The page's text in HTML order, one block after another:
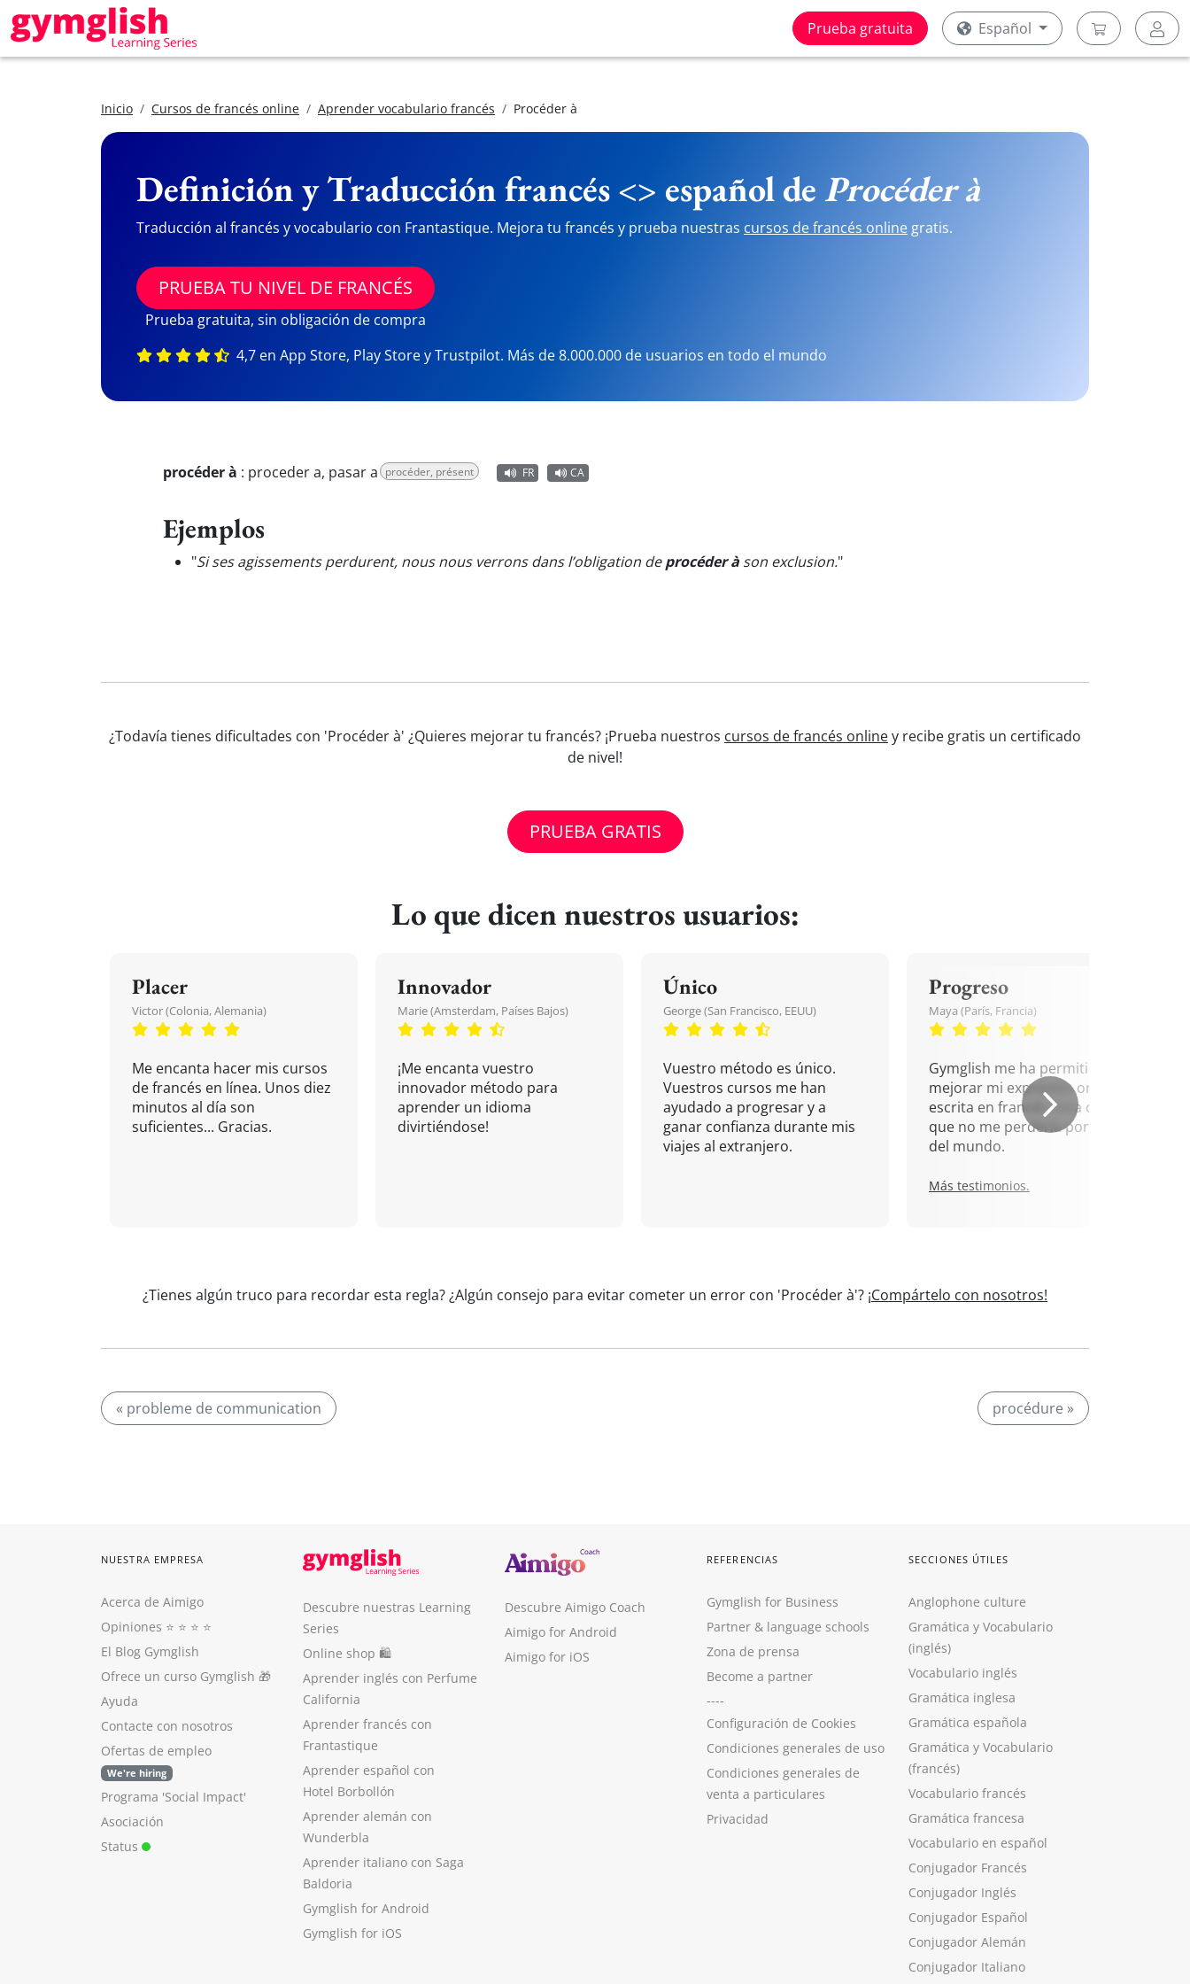
Prueba gratuita Español
Inicio Cursos de francés online Aprender vocabulario francés Procéder à
Definición y Traducción francés <> español de Procéder à
Traducción al francés y vocabulario con Frantastique. Mejora tu francés y prueba nuestras cursos de francés online gratis.
PRUEBA TU NIVEL DE FRANCÉS
Prueba gratuita, sin obligación de compra
4,7 en App Store, Play Store y Trustpilot. Más de 8.000.000 de usuarios en todo el mundo
procéder à : proceder a, pasar a procéder, présent FR CA
Ejemplos
"Si ses agissements perdurent, nous nous verrons dans l’obligation deprocéder à son exclusion."
¿Todavía tienes dificultades con 'Procéder à' ¿Quieres mejorar tu francés? ¡Prueba nuestros cursos de francés onliney recibe gratis un certificado
de nivel!
PRUEBA GRATIS
Lo que dicen nuestros usuarios:
Placer
Victor (Colonia, Alemania)
Me encanta hacer mis cursos
de francés en línea. Unos diez
minutos al día son
suficientes... Gracias.
Innovador
Marie (Amsterdam, Países Bajos)
¡Me encanta vuestro
innovador método para
aprender un idioma
divirtiéndose!
Único
George (San Francisco, EEUU)
Vuestro método es único.
Vuestros cursos me han
ayudado a progresar y a
ganar confianza durante mis
viajes al extranjero.
Progreso
Maya (París, Francia)
Gymglish me ha permitido
mejorar mi expresión oral y
escrita en francés. Una cita
que no me perdería por nada
del mundo.
Más testimonios.
¿Tienes algún truco para recordar esta regla? ¿Algún consejo para evitar cometer un error con 'Procéder à'? ¡Compártelo con nosotros!
« probleme de communication procédure »
NUESTRA EMPRESA
Acerca de Aimigo
Opiniones ⭐️ ⭐️ ⭐️ ⭐️
El Blog Gymglish
Ofrece un curso Gymglish 🎁
Ayuda
Contacte con nosotros
Ofertas de empleo
We're hiring
Programa 'Social Impact'
Asociación
Status
Descubre nuestras Learning
Series
Online shop 🛍
Aprender inglés con Perfume
California
Aprender francés con
Frantastique
Aprender español con
Hotel Borbollón
Aprender alemán con
Wunderbla
Aprender italiano con Saga
Baldoria
Gymglish for Android
Gymglish for iOS
Descubre Aimigo Coach
Aimigo for Android
Aimigo for iOS
REFERENCIAS
Gymglish for Business
Partner & language schools
Zona de prensa
Become a partner
----
Configuración de Cookies
Condiciones generales de uso
Condiciones generales de
venta a particulares
Privacidad
SECCIONES ÚTILES
Anglophone culture
Gramática y Vocabulario
(inglés)
Vocabulario inglés
Gramática inglesa
Gramática española
Gramática y Vocabulario
(francés)
Vocabulario francés
Gramática francesa
Vocabulario en español
Conjugador Francés
Conjugador Inglés
Conjugador Español
Conjugador Alemán
Conjugador Italiano